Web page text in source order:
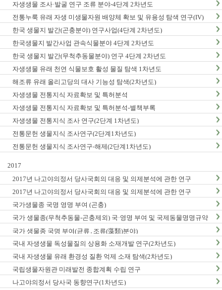
자생생물 조사·발굴 연구 조류 분야-4단계 2차년도
전통누룩 유래 자생 미생물자원 배양체 확보 및 유용성 탐색 연구(IV)
한국 생물지 발간(곤충분야) 연구사업(4단계 2차년도)
한국생물지 발간사업 관속식물분야 4단계 2차년도
한국 생물지 발간(무척추동물분야) 연구 4단계 2차년도
자생생물 유래 천연 식물보호 활성 물질 탐색 1차년도
해조류 유래 올리고당의 대사 기능성 탐색(2차년도)
자생생물 전통지식 자료확보 및 특허분석
자생생물 전통지식 자료확보 및 특허분석-별책부록
자생생물 전통지식 조사 연구(2단계 1차년도)
전통문헌 생물지식 조사연구(2단계1차년도)
전통문헌 생물지식 조사연구-해제(2단계1차년도)
2017
2017년 나고야의정서 당사국회의 대응 및 의제분석에 관한 연구
2017년 나고야의정서 당사국회의 대응 및 의제분석에 관한 연구
국가생물종 국명 영명 부여 (곤충)
국가 생물종(무척추동물-곤충제외) 국·영명 부여 및 국제동물명명규약
한글판 발간
국가 생물종 국명 부여(균류․조류(藻類)분야)
국내 자생생물 독성물질의 상용화 소재개발 연구(2차년도)
국내 자생생물 유래 환경성 질환 억제 소재 탐색(2차년도)
국립생물자원관 미래발전 종합계획 수립 연구
나고야의정서 당사국 동향연구(1차년도)